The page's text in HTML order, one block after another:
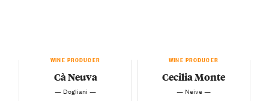
WINE PRODUCER
Cà Neuva
— Dogliani —
WINE PRODUCER
Cecilia Monte
— Neive —